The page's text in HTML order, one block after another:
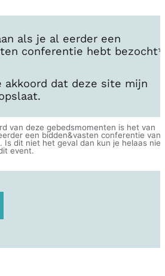
als je al eerder een
conferentie hebt bezocht*
akkoord dat deze site mijn